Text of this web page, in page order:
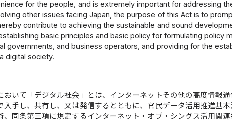
for the people, and is extremely important for addressing
other issues facing Japan, the purpose of this Act is to
contribute to achieving the sustainable and sound
basic principles and basic policy for formulating policy
governments, and business operators, and providing for the
digital society.
おいて「デジタル社会」とは、インターネットその他の高度情報
入手し、共有し、又は発信するとともに、官民データ活用推進基
、同条第三項に規定するインターネット・オブ・シングス活用関